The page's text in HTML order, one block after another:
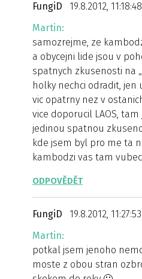
FungiD
19.8.2012, 11:18:48
Martin:
samozrejme, ze
a obycejni lide jsou v
spatnych zkusenosti na
holky nechci odradit,
vic opatrny nez v
vice doporucil LAOS,
jedinou spatnou
kde jsem byl pro me ta
kambodzi vas tam
ODPOVĚDĚT
FungiD
19.8.2012, 11:27:53
Martin:
potkal jsem jenoho
moste z obou stran